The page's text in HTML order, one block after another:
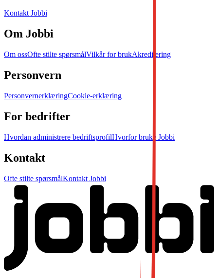
Kontakt Jobbi
Om Jobbi
Om ossOfte stilte spørsmålVilkår for brukAkreditering
Personvern
PersonvernerklæringCookie-erklæring
For bedrifter
Hvordan administrere bedriftsprofilHvorfor bruke Jobbi
Kontakt
Ofte stilte spørsmålKontakt Jobbi